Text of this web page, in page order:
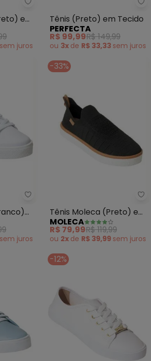
Moleca - Tênis Moleca (Preto)
em
sem juros
Tênis (Preto) em Tecido
PERFECTA
R$ 99,99R$ 149,99
ou 3x de R$ 33,33 sem juros
Moleca - Tênis Moleca
sem juros
-33%
Tênis Moleca (Preto) em
Tecido Elástico
MOLECA
R$ 79,99R$ 119,99
ou 2x de R$ 39,99 sem juros
-12%